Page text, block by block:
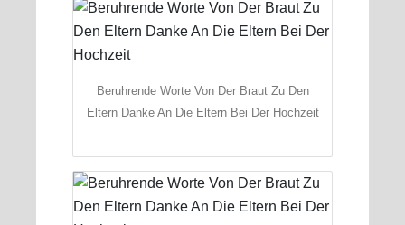
Beruhrende Worte Von Der Braut Zu Den
Eltern Danke An Die Eltern Bei Der Hochzeit